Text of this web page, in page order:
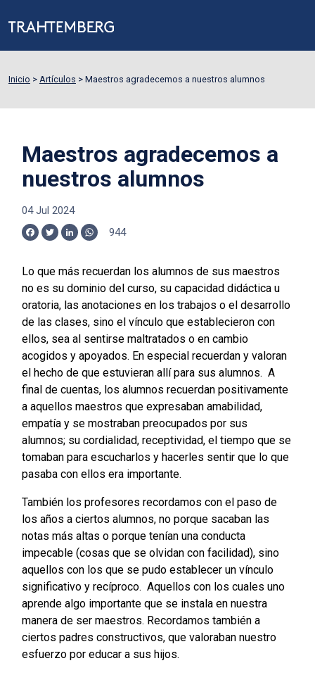
Inicio > Artículos > Maestros agradecemos a nuestros alumnos
Maestros agradecemos a
nuestros alumnos
04 Jul 2024
Facebook
TwitterLinkedInWhatsApp
944
Lo que más recuerdan los alumnos de sus maestros
no es su dominio del curso, su capacidad didáctica u
oratoria, las anotaciones en los trabajos o el desarrollo
de las clases, sino el vínculo que establecieron con
ellos, sea al sentirse maltratados o en cambio
acogidos y apoyados. En especial recuerdan y valoran
el hecho de que estuvieran allí para sus alumnos. A
final de cuentas, los alumnos recuerdan positivamente
a aquellos maestros que expresaban amabilidad,
empatía y se mostraban preocupados por sus
alumnos; su cordialidad, receptividad, el tiempo que se
tomaban para escucharlos y hacerles sentir que lo que
pasaba con ellos era importante.
También los profesores recordamos con el paso de
los años a ciertos alumnos, no porque sacaban las
notas más altas o porque tenían una conducta
impecable (cosas que se olvidan con facilidad), sino
aquellos con los que se pudo establecer un vínculo
significativo y recíproco. Aquellos con los cuales uno
aprende algo importante que se instala en nuestra
manera de ser maestros. Recordamos también a
ciertos padres constructivos, que valoraban nuestro
esfuerzo por educar a sus hijos.